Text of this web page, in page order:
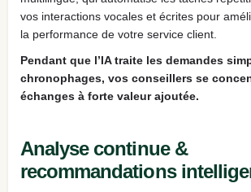
vos interactions vocales et écrites pour
la performance de votre service client.
Pendant que l’IA traite les demandes
chronophages, vos conseillers se
échanges à forte valeur ajoutée.
Analyse continue &
recommandations